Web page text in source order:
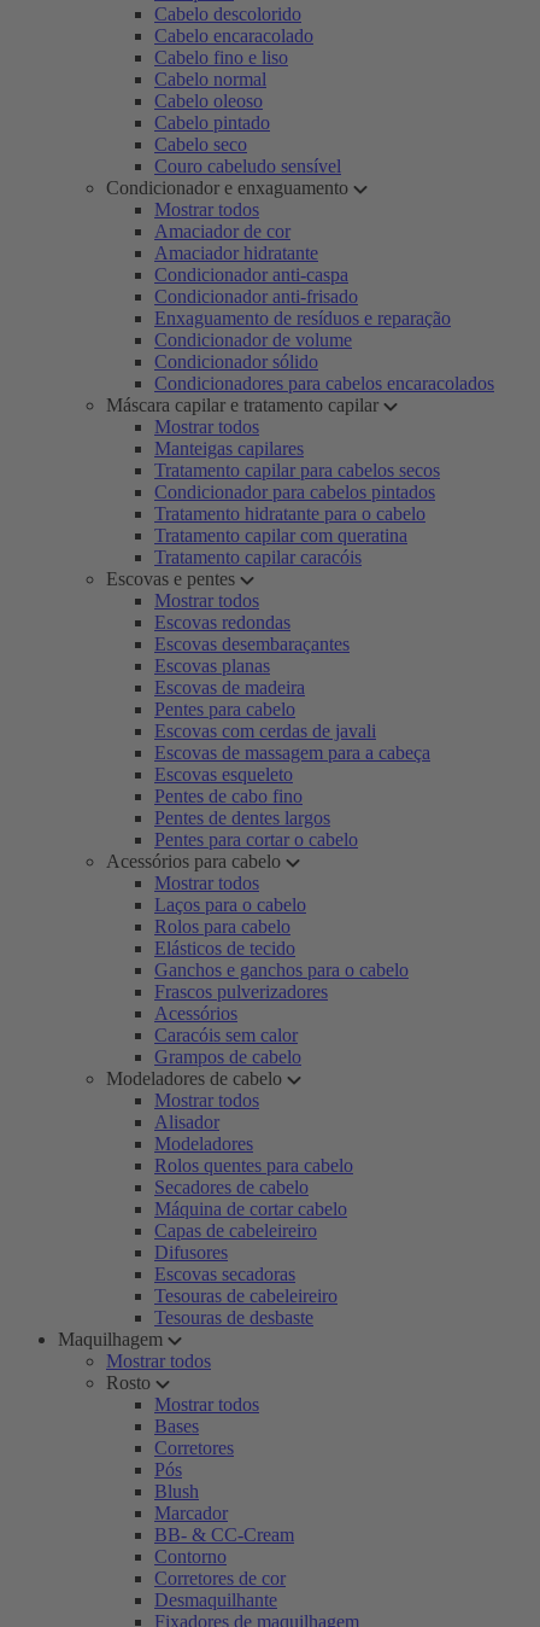
Cabelo descolorido
Cabelo encaracolado
Cabelo fino e liso
Cabelo normal
Cabelo oleoso
Cabelo pintado
Cabelo seco
Couro cabeludo sensível
Condicionador e enxaguamento
Mostrar todos
Amaciador de cor
Amaciador hidratante
Condicionador anti-caspa
Condicionador anti-frisado
Enxaguamento de resíduos e reparação
Condicionador de volume
Condicionador sólido
Condicionadores para cabelos encaracolados
Máscara capilar e tratamento capilar
Mostrar todos
Manteigas capilares
Tratamento capilar para cabelos secos
Condicionador para cabelos pintados
Tratamento hidratante para o cabelo
Tratamento capilar com queratina
Tratamento capilar caracóis
Escovas e pentes
Mostrar todos
Escovas redondas
Escovas desembaraçantes
Escovas planas
Escovas de madeira
Pentes para cabelo
Escovas com cerdas de javali
Escovas de massagem para a cabeça
Escovas esqueleto
Pentes de cabo fino
Pentes de dentes largos
Pentes para cortar o cabelo
Acessórios para cabelo
Mostrar todos
Laços para o cabelo
Rolos para cabelo
Elásticos de tecido
Ganchos e ganchos para o cabelo
Frascos pulverizadores
Acessórios
Caracóis sem calor
Grampos de cabelo
Modeladores de cabelo
Mostrar todos
Alisador
Modeladores
Rolos quentes para cabelo
Secadores de cabelo
Máquina de cortar cabelo
Capas de cabeleireiro
Difusores
Escovas secadoras
Tesouras de cabeleireiro
Tesouras de desbaste
Maquilhagem
Mostrar todos
Rosto
Mostrar todos
Bases
Corretores
Pós
Blush
Marcador
BB- & CC-Cream
Contorno
Corretores de cor
Desmaquilhante
Fixadores de maquilhagem